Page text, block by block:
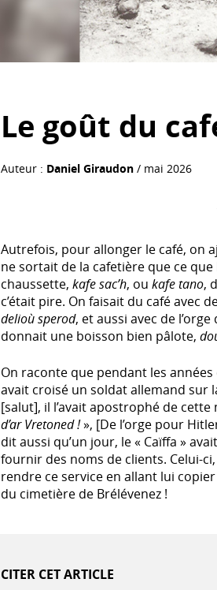
Le goût du
Auteur : Daniel Giraudon / mai 2026
Autrefois, pour allonger le café, on
ne sortait de la cafetière que ce
chaussette,kafe sac’h, oukafe tano,
c’était pire. On faisait du café avec
delioù sperod, et aussi avec de
donnait une boisson bien pâlote,
On raconte que pendant les
avait croisé un soldat allemand
[salut], il l’avait apostrophé de
d’ar Vretoned !», [De l’orge pour
dit aussi qu’un jour, le « Caïffa »
fournir des noms de clients. Celui-
rendre ce service en allant lui
du cimetière de Brélévenez !
CITER CET ARTICLE